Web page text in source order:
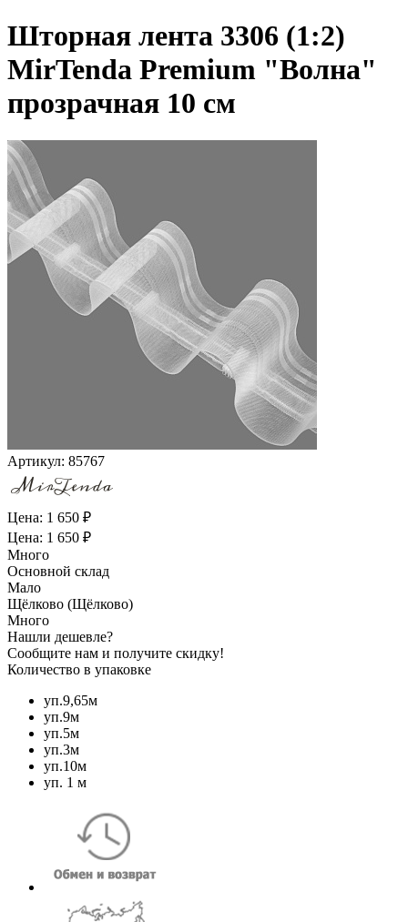
Шторная лента 3306 (1:2)
MirTenda Premium "Волна"
прозрачная 10 см
Артикул: 85767
Цена: 1 650 ₽
Цена: 1 650 ₽
Много
Основной склад
Мало
Щёлково (Щёлково)
Много
Нашли дешевле?
Сообщите нам и получите скидку!
Количество в упаковке
уп.9,65м
уп.9м
уп.5м
уп.3м
уп.10м
уп. 1 м